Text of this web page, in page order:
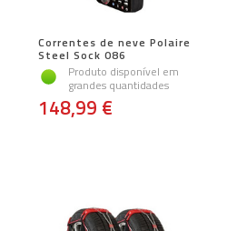
Correntes de neve Polaire
Steel Sock 086
Produto disponível em
grandes quantidades
148,99 €